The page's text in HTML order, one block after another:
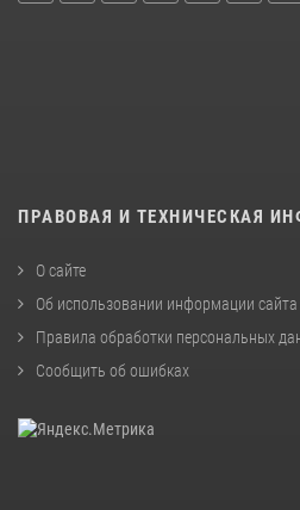
ПРАВОВАЯ И ТЕХНИЧЕСКАЯ
О сайте
Об использовании информации сайта
Правила обработки персональных
Сообщить об ошибках